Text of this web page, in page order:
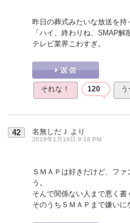
昨日の葬式みたいな放送を持
「ハイ、終わりね、SMAP
テレビ業界こわすぎ。
それな！ 120
42 名無しだＪ より
2016年1月19日 9:18 PM
ＳＭＡＰは好きだけど、フ
う。
そんで関係ない人まで悪く書
そのうちＳＭＡＰまで嫌いに